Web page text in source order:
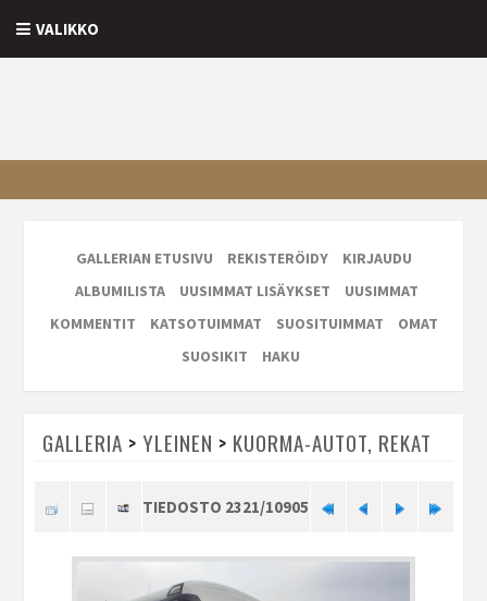
VALIKKO
GALLERIAN ETUSIVU REKISTERÖIDY
KIRJAUDU
ALBUMILISTA
UUSIMMAT LISÄYKSET
UUSIMMAT
KOMMENTIT
KATSOTUIMMAT SUOSITUIMMAT
OMAT
SUOSIKIT
HAKU
GALLERIA > YLEINEN > KUORMA-AUTOT, REKAT
TIEDOSTO 2321/10905